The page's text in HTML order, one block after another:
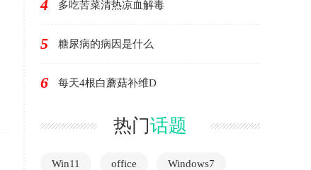
4 多吃苦菜清热凉血解毒
5 糖尿病的病因是什么
6 每天4根白蘑菇补维D
热门话题
Win11 office Windows7